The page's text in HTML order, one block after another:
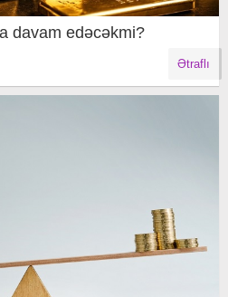
davam edəcəkmi?
Ətraflı